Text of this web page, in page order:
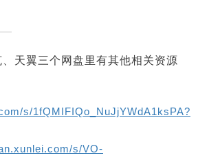
天翼三个网盘里有其他相关资源
s/1fQMIFIQo_NuJjYWdA1ksPA?
s/VO-